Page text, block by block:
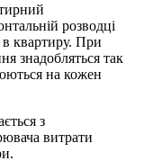
розводці
квартиру. При
знадобляться так
на кожен
з
витрати